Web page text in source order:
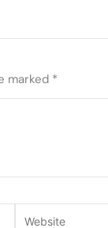
marked *